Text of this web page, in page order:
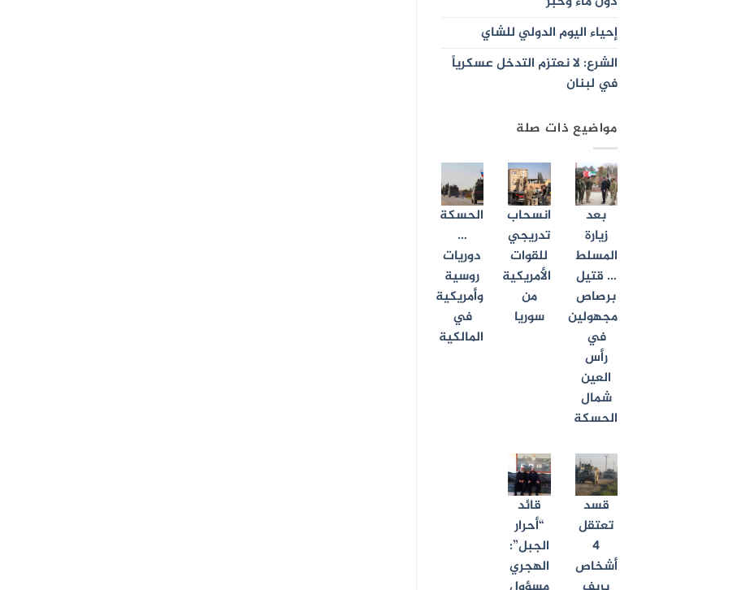
إحياء اليوم الدولي للشاي
الشرع: لا نعتزم التدخل عسكرياً
في لبنان
مواضيع ذات صلة
بعد
زيارة
المسلط
… قتيل
برصاص
مجهولين
في
رأس
العين
شمال
الحسكة
انسحاب
تدريجي
للقوات
الأمريكية
من
سوريا
الحسكة
…
دوريات
روسية
وأمريكية
في
المالكية
قسد
تعتقل
4
أشخاص
قائد
“أحرار
الجبل”:
الهجري